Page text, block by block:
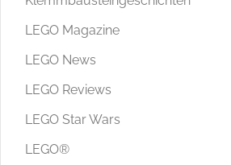
LEGO Magazine
LEGO News
LEGO Reviews
LEGO Star Wars
LEGO®